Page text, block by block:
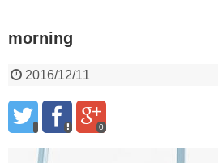
morning
2016/12/11
0